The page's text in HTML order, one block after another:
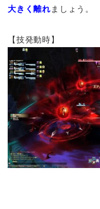
大きく離れ ましょう。
【技発動時】